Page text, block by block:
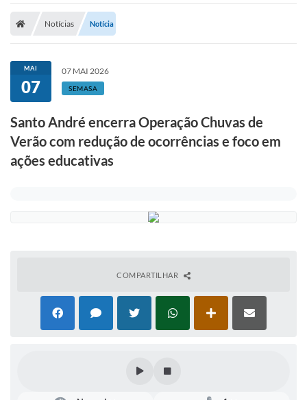
Portal de Serviços
Transparência
Ônibus
Consultar Processos
Contas Públicas
Contratos
Iluminação Pública
Notícias Notícia
MAI
07
07 MAI 2026
SEMASA
Santo André encerra Operação Chuvas de
Verão com redução de ocorrências e foco em
ações educativas
COMPARTILHAR